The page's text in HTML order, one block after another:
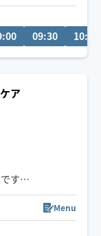
09:30 10:00
ア
す！
Menu